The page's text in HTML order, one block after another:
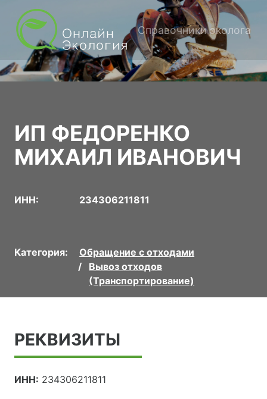
Справочники эколога
ИП ФЕДОРЕНКО
МИХАИЛ ИВАНОВИЧ
ИНН: 234306211811
Категория:
Обращение с отходами
Вывоз отходов
(Транспортирование)
РЕКВИЗИТЫ
ИНН: 234306211811